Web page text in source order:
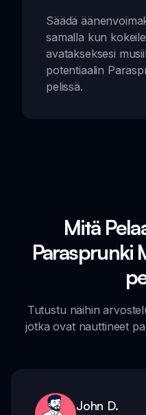
Säädä
samalla kun
avatakseksesi
potentiaalin
pelissä.
Mitä
Parasprunki
Tutustu näihin
jotka ovat nauttineet
John D.